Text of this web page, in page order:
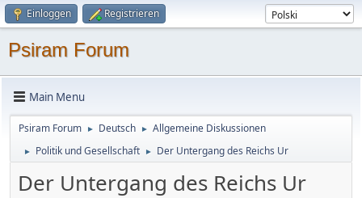
Einloggen Registrieren
Psiram Forum
Main Menu
Psiram Forum ► Deutsch ► Allgemeine Diskussionen
► Politik und Gesellschaft ► Der Untergang des Reichs Ur
Der Untergang des Reichs Ur